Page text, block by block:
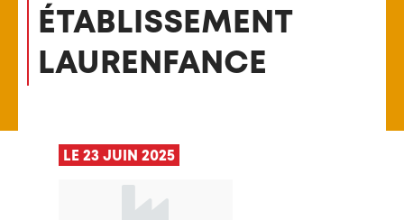
ÉTABLISSEMENT
LAURENFANCE
LE 23 JUIN 2025